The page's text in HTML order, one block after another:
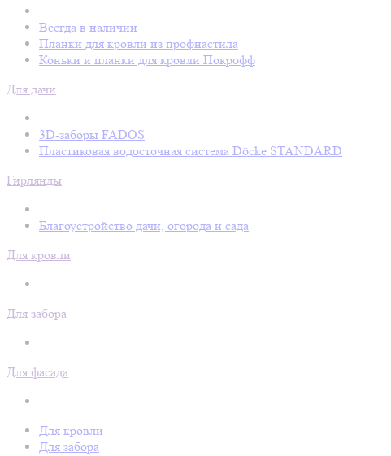
Всегда в наличии
Планки для кровли из профнастила
Коньки и планки для кровли Покрофф
Для дачи
3D-заборы FADOS
Пластиковая водосточная система Döcke STANDARD
Гирлянды
Благоустройство дачи, огорода и сада
Для кровли
Для забора
Для фасада
Для кровли
Для забора